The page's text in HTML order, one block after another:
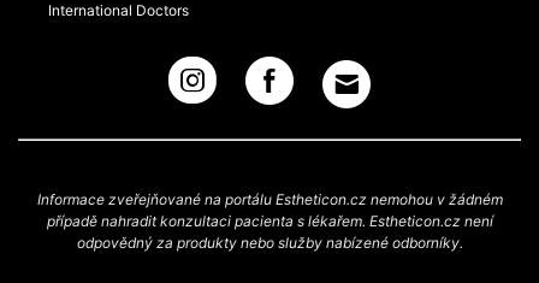
International Doctors
Informace zveřejňované na portálu Estheticon.cz nemohou v žádném
případě nahradit konzultaci pacienta s lékařem. Estheticon.cz není
odpovědný za produkty nebo služby nabízené odborníky.